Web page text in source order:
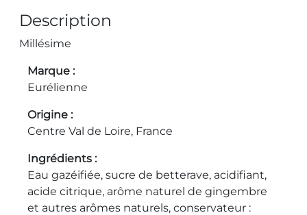
Description
Millésime
Marque
Eurélienne
Origine
Centre Val de Loire, France
Ingrédients
Eau gazéifiée, sucre de betterave, acidifiant,
acide citrique, arôme naturel de gingembre
et autres arômes naturels, conservateur :